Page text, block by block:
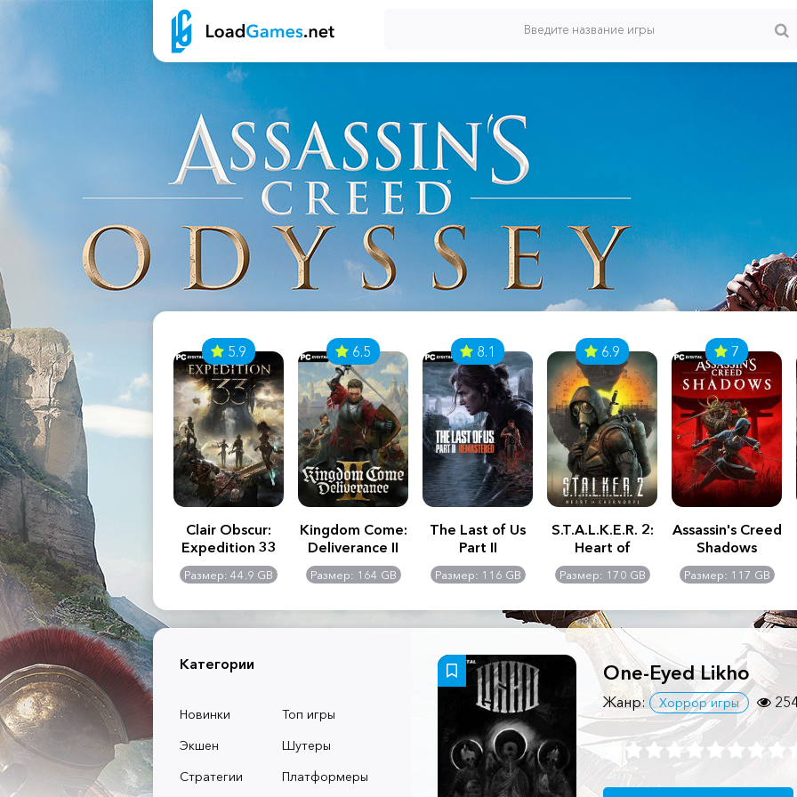
2:
-
GB
Assassin's Creed
Shadows
Размер: 117 GB
5.9
Clair Obscur:
Expedition 33
Размер: 44.9 GB
6.5
Kingdom Come:
Deliverance II
Размер: 164 GB
8.1
The Last of Us
Part II
Remastered
Размер: 116 GB
6.9
S.T.A.L.K.E.R. 2:
Heart of
Chernobyl -
Ultimate Edition
Размер: 170 GB
7
Assassin's Creed
Shadows
Размер: 117 GB
Категории
Новинки
Топ игры
Экшен
Шутеры
Стратегии
Платформеры
One-Eyed Likho
Жанр: Хоррор игры